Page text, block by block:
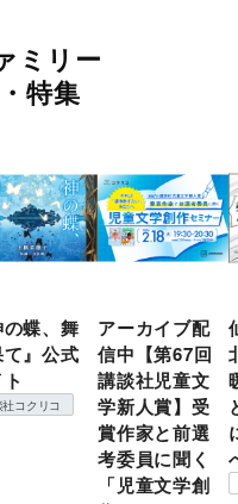
ミリー
特集
の蝶、舞
て』公式
コクリコ
アーカイブ配
信中【第67回
講談社児童文
学新人賞】受
賞作家と前選
考委員に聞く
「児童文学創